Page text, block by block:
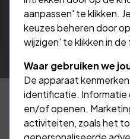
Bekijk de
aanpassen' te klikken.
keuzes beheren door
wijzigen' te klikken in
Waar gebruiken we
De apparaat
identificatie. Informatie
en/of openen.
activiteiten, zoals het